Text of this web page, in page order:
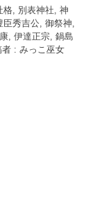
格, 別表神社, 神
臣秀吉公, 御祭神,
, 伊達正宗, 鍋島
者 : みっこ巫女